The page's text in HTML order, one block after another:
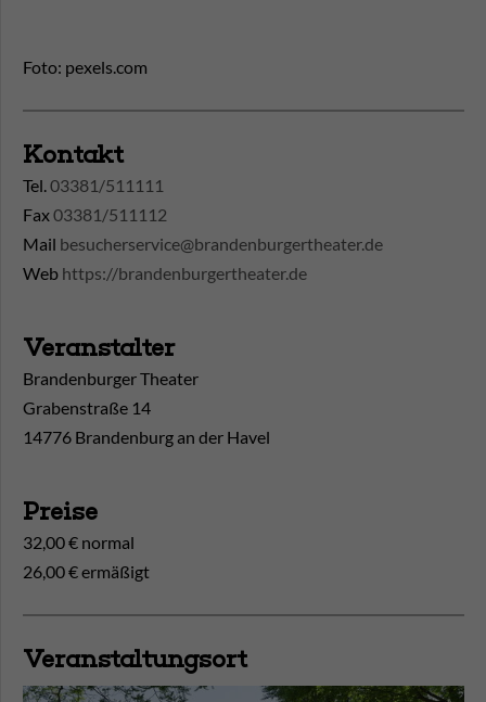
Foto: pexels.com
Kontakt
Tel.03381/511111
Fax03381/511112
Mail besucherservice@brandenburgertheater.de
Web https://brandenburgertheater.de
Veranstalter
Brandenburger Theater
Grabenstraße 14
14776 Brandenburg an der Havel
Preise
32,00 € normal
26,00 € ermäßigt
Veranstaltungsort